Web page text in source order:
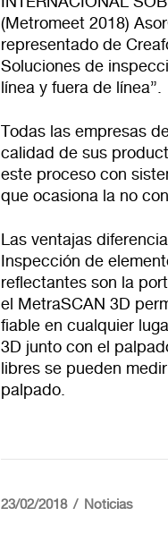
(Metromeet 2018)
representado de
Soluciones de
línea y fuera de línea”.
Todas las empresas
calidad de sus
este proceso con
que ocasiona la no
Las ventajas
Inspección de
reflectantes son la
el MetraSCAN 3D
fiable en cualquier
3D junto con el
libres se pueden
palpado.
23/02/2018 Noticias